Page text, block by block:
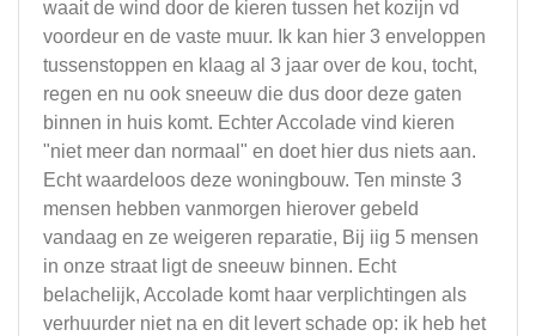
waait de wind door de kieren tussen het kozijn vd
voordeur en de vaste muur. Ik kan hier 3 enveloppen
tussenstoppen en klaag al 3 jaar over de kou, tocht,
regen en nu ook sneeuw die dus door deze gaten
binnen in huis komt. Echter Accolade vind kieren
"niet meer dan normaal" en doet hier dus niets aan.
Echt waardeloos deze woningbouw. Ten minste 3
mensen hebben vanmorgen hierover gebeld
vandaag en ze weigeren reparatie, Bij iig 5 mensen
in onze straat ligt de sneeuw binnen. Echt
belachelijk, Accolade komt haar verplichtingen als
verhuurder niet na en dit levert schade op: ik heb het